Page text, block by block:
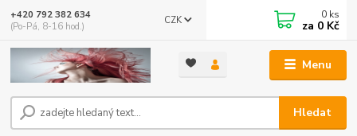
Menu
CZK
Hledat
+420 792 382 634
(Po-Pá, 8-16 hod.)
0 ks
za 0 Kč